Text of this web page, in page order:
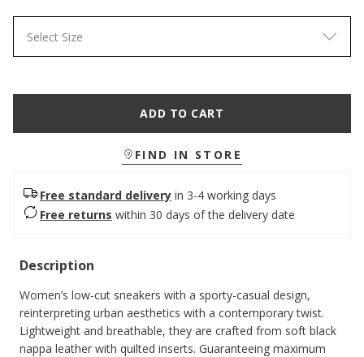
Select Size
ADD TO CART
FIND IN STORE
Free standard delivery in 3-4 working days
Free returns within 30 days of the delivery date
Description
Women’s low-cut sneakers with a sporty-casual design,
reinterpreting urban aesthetics with a contemporary twist.
Lightweight and breathable, they are crafted from soft black
nappa leather with quilted inserts. Guaranteeing maximum